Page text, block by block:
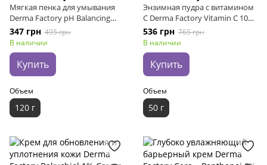
Мягкая пенка для умывания
Derma Factory pH Balancing
Cleansing Foam, 120 г
347 грн 495 грн
В наличии
Купить
Объем
120 г
Энзимная пудра с витамином
C Derma Factory Vitamin C 10%
Powder Wash, 50 г
536 грн 765 грн
В наличии
Купить
Объем
50 г